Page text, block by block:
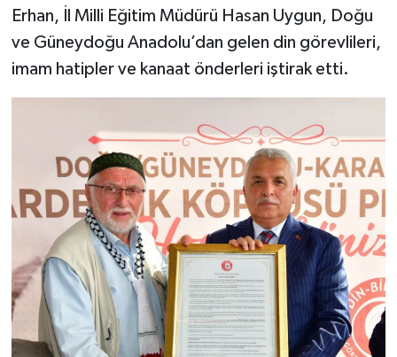
Erhan, İl Milli Eğitim Müdürü Hasan Uygun, Doğu
ve Güneydoğu Anadolu’dan gelen din görevlileri,
imam hatipler ve kanaat önderleri iştirak etti.